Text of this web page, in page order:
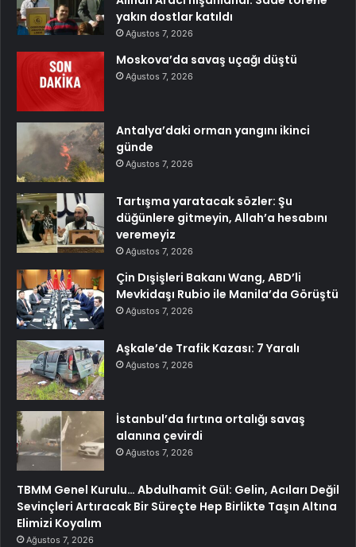
yakın dostlar katıldı
Ağustos 7, 2026
Moskova’da savaş uçağı düştü
Ağustos 7, 2026
Antalya’daki orman yangını ikinci
günde
Ağustos 7, 2026
Tartışma yaratacak sözler: Şu
düğünlere gitmeyin, Allah’a hesabını
veremeyiz
Ağustos 7, 2026
Çin Dışişleri Bakanı Wang, ABD’li
Mevkidaşı Rubio ile Manila’da Görüştü
Ağustos 7, 2026
Aşkale’de Trafik Kazası: 7 Yaralı
Ağustos 7, 2026
İstanbul’da fırtına ortalığı savaş
alanına çevirdi
Ağustos 7, 2026
TBMM Genel Kurulu… Abdulhamit Gül: Gelin, Acıları Değil
Sevinçleri Artıracak Bir Süreçte Hep Birlikte Taşın Altına
Elimizi Koyalım
Ağustos 7, 2026